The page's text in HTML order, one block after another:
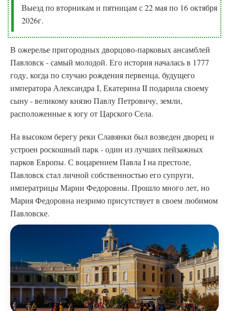
Выезд по вторникам и пятницам с 22 мая по 16 октября
2026г.
В ожерелье пригородных дворцово-парковых ансамблей
Павловск - самый молодой. Его история началась в 1777
году, когда по случаю рождения первенца, будущего
императора Александра I, Екатерина II подарила своему
сыну - великому князю Павлу Петровичу, земли,
расположенные к югу от Царского Села.
На высоком берегу реки Славянки был возведен дворец и
устроен роскошный парк - один из лучших пейзажных
парков Европы. С воцарением Павла I на престоле,
Павловск стал личной собственностью его супруги,
императрицы Марии Федоровны. Прошло много лет, но
Мария Федоровна незримо присутствует в своем любимом
Павловске.